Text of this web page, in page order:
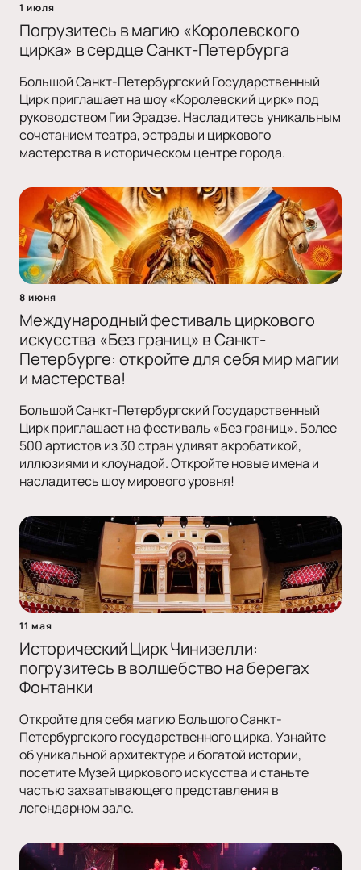
1 июля
Погрузитесь в магию «Королевского
цирка» в сердце Санкт-Петербурга
Большой Санкт-Петербургский Государственный
Цирк приглашает на шоу «Королевский цирк» под
руководством Гии Эрадзе. Насладитесь уникальным
сочетанием театра, эстрады и циркового
мастерства в историческом центре города.
8 июня
Международный фестиваль циркового
искусства «Без границ» в Санкт-
Петербурге: откройте для себя мир магии
и мастерства!
Большой Санкт-Петербургский Государственный
Цирк приглашает на фестиваль «Без границ». Более
500 артистов из 30 стран удивят акробатикой,
иллюзиями и клоунадой. Откройте новые имена и
насладитесь шоу мирового уровня!
11 мая
Исторический Цирк Чинизелли:
погрузитесь в волшебство на берегах
Фонтанки
Откройте для себя магию Большого Санкт-
Петербургского государственного цирка. Узнайте
об уникальной архитектуре и богатой истории,
посетите Музей циркового искусства и станьте
частью захватывающего представления в
легендарном зале.